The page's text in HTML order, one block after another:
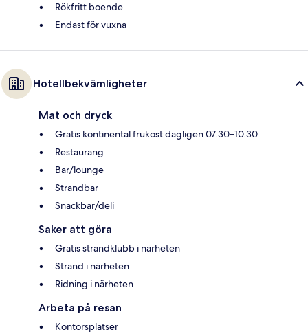
Rökfritt boende
Endast för vuxna
Hotellbekvämligheter
Mat och dryck
Gratis kontinental frukost dagligen 07.30–10.30
Restaurang
Bar/lounge
Strandbar
Snackbar/deli
Saker att göra
Gratis strandklubb i närheten
Strand i närheten
Ridning i närheten
Arbeta på resan
Kontorsplatser